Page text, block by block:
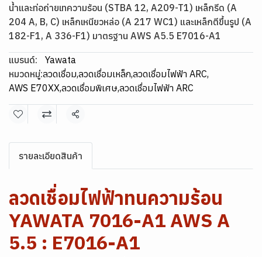
น้ำและท่อถ่ายเทความร้อน (STBA 12, A209-T1) เหล็กรีด (A
204 A, B, C) เหล็กเหนียวหล่อ (A 217 WC1) และเหล็กตีขึ้นรูป (A
182-F1, A 336-F1) มาตรฐาน AWS A5.5 E7016-A1
แบรนด์:
Yawata
หมวดหมู่:ลวดเชื่อม,ลวดเชื่อมเหล็ก,ลวดเชื่อมไฟฟ้า ARC,
AWS E70XX,ลวดเชื่อมพิเศษ,ลวดเชื่อมไฟฟ้า ARC
แชร์
รายละเอียดสินค้า
ลวดเชื่อมไฟฟ้าทนความร้อน
YAWATA 7016-A1 AWS A
5.5 : E7016-A1